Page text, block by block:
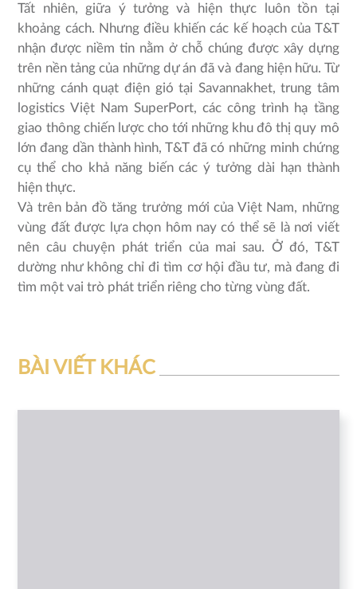
Tất nhiên, giữa ý tưởng và hiện thực luôn tồn tại
khoảng cách. Nhưng điều khiến các kế hoạch của T&T
nhận được niềm tin nằm ở chỗ chúng được xây dựng
trên nền tảng của những dự án đã và đang hiện hữu. Từ
những cánh quạt điện gió tại Savannakhet, trung tâm
logistics Việt Nam SuperPort, các công trình hạ tầng
giao thông chiến lược cho tới những khu đô thị quy mô
lớn đang dần thành hình, T&T đã có những minh chứng
cụ thể cho khả năng biến các ý tưởng dài hạn thành
hiện thực.
Và trên bản đồ tăng trưởng mới của Việt Nam, những
vùng đất được lựa chọn hôm nay có thể sẽ là nơi viết
nên câu chuyện phát triển của mai sau. Ở đó, T&T
dường như không chỉ đi tìm cơ hội đầu tư, mà đang đi
tìm một vai trò phát triển riêng cho từng vùng đất.
BÀI VIẾT KHÁC